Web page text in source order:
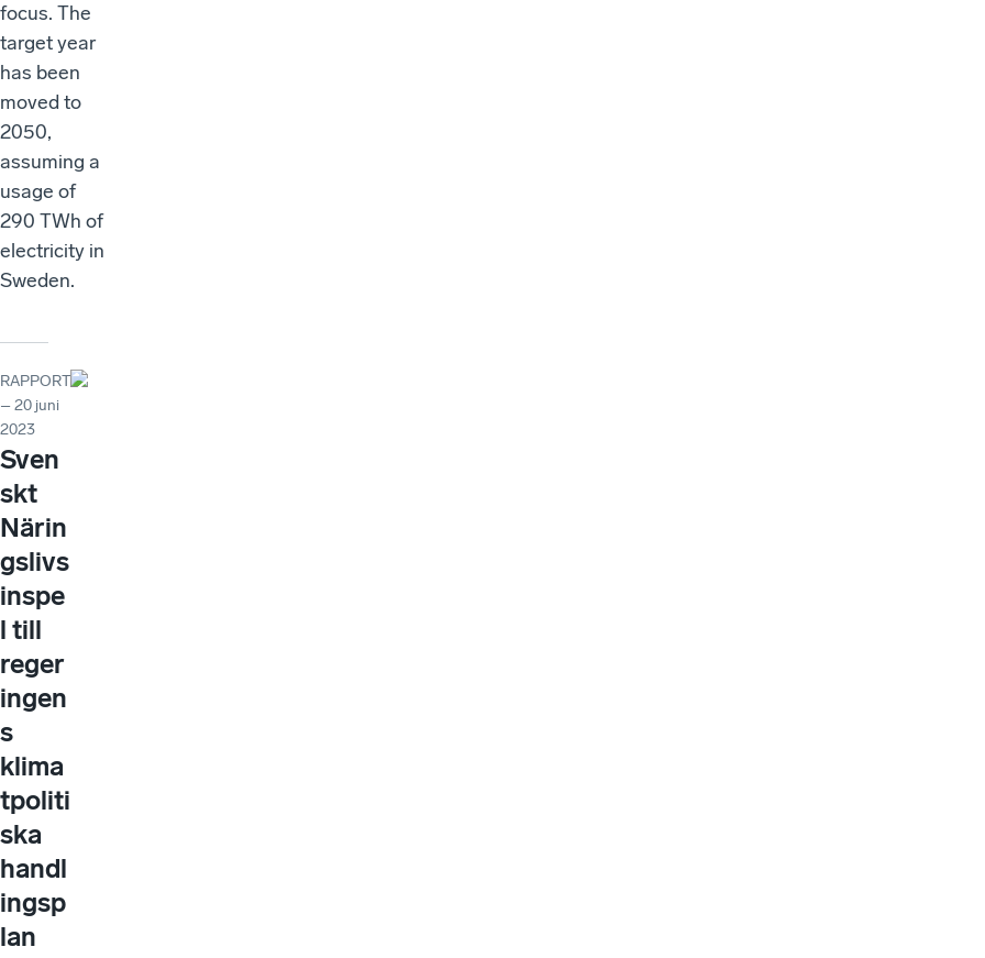
focus. The
target year
has been
moved to
2050,
assuming a
usage of
290 TWh of
electricity in
Sweden.
RAPPORT
– 20 juni
2023
Sven
skt
Närin
gslivs
inspe
l till
reger
ingen
s
klima
tpoliti
ska
handl
ingsp
lan